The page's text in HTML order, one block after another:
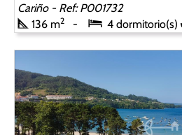
Cariño - Ref: P001732
136 m2 4 dormitorio(s)